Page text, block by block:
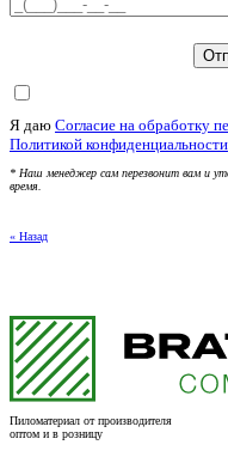
Я даю Согласие на обработку
Политикой конфиденциальности
* Наш менеджер сам перезвонит вам и
время.
« Назад
Пиломатериал от производителя
оптом и в розницу